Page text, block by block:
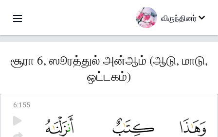
விருந்தினர்
சூரா 6, ஸூரத்துல் அன்ஆம் (ஆடு, மாடு,
ஒட்டகம்)
6:155